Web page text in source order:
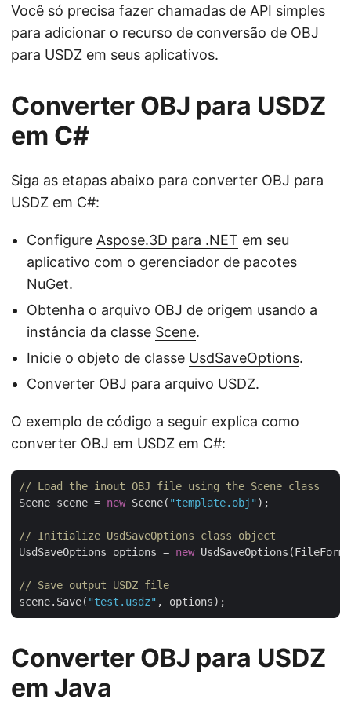
Você só precisa fazer chamadas de API simples
para adicionar o recurso de conversão de OBJ
para USDZ em seus aplicativos.
Converter OBJ para USDZ
em C#
Siga as etapas abaixo para converter OBJ para
USDZ em C#:
Configure Aspose.3D para .NET em seu
aplicativo com o gerenciador de pacotes
NuGet.
Obtenha o arquivo OBJ de origem usando a
instância da classe Scene.
Inicie o objeto de classe UsdSaveOptions.
Converter OBJ para arquivo USDZ.
O exemplo de código a seguir explica como
converter OBJ em USDZ em C#:
// Load the inout OBJ file using the Scene class
Scene scene = new Scene( "template.obj" );
// Initialize UsdSaveOptions class object
UsdSaveOptions options = new
// Save output USDZ file
scene.Save( "test.usdz"
Converter OBJ para USDZ
em Java